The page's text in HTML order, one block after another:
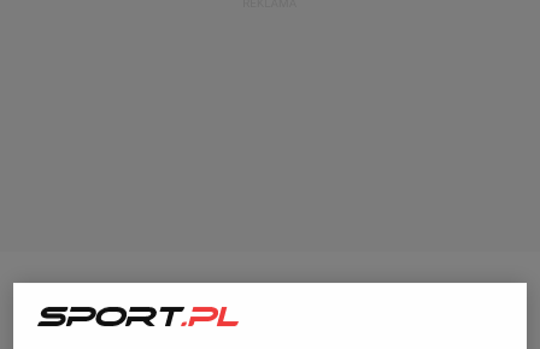
Kim jest Jacek Murański? To 52-letni polski aktor,